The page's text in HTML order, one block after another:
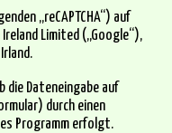
„reCAPTCHA“) auf
Limited („Google“),
die Dateneingabe auf
durch einen
Programm erfolgt.